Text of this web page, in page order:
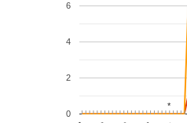
0
2
4
6
**